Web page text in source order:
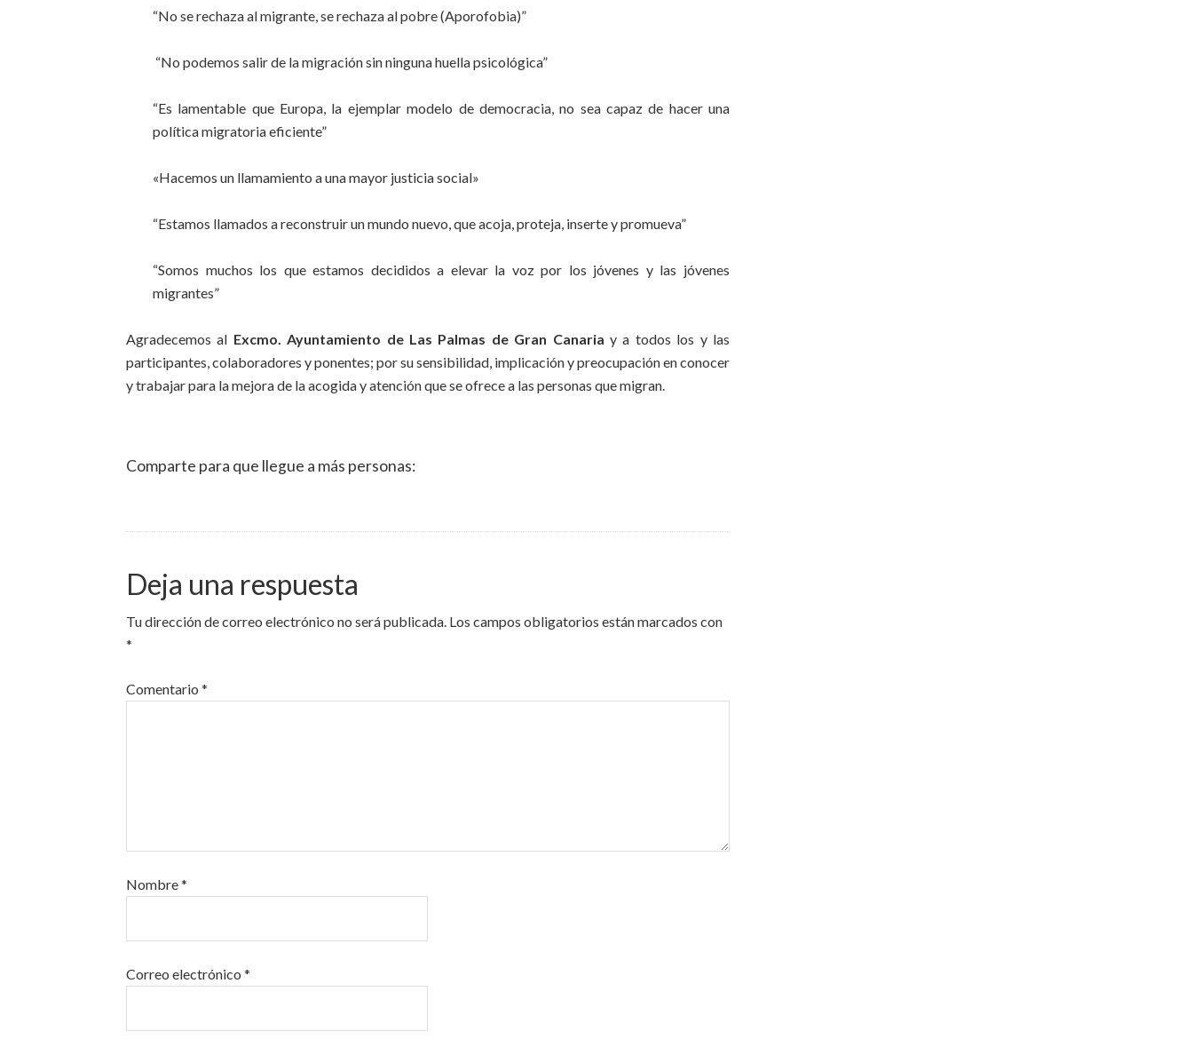
“No se rechaza al migrante, se rechaza al pobre (Aporofobia)”
“No podemos salir de la migración sin ninguna huella psicológica”
“Es lamentable que Europa, la ejemplar modelo de democracia, no sea capaz de hacer una
política migratoria eficiente”
«Hacemos un llamamiento a una mayor justicia social»
“Estamos llamados a reconstruir un mundo nuevo, que acoja, proteja, inserte y promueva”
“Somos muchos los que estamos decididos a elevar la voz por los jóvenes y las jóvenes
migrantes”
Agradecemos al Excmo. Ayuntamiento de Las Palmas de Gran Canaria y a todos los y las
participantes, colaboradores y ponentes; por su sensibilidad, implicación y preocupación en conocer
y trabajar para la mejora de la acogida y atención que se ofrece a las personas que migran.
Comparte para que llegue a más personas:
Deja una respuesta
Tu dirección de correo electrónico no será publicada. Los campos obligatorios están marcados con
*
Comentario *
Nombre*
Correo electrónico *